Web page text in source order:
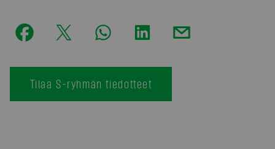
Tilaa S-ryhmän tiedotteet